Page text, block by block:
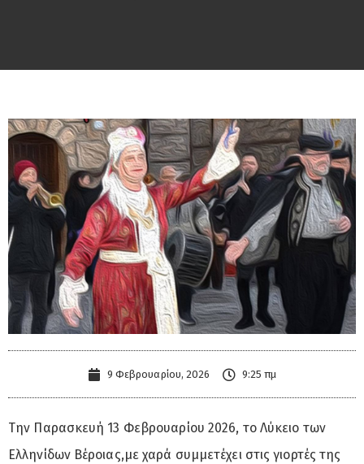
9 Φεβρουαρίου, 2026 9:25 πμ
Την Παρασκευή 13 Φεβρουαρίου 2026, το Λύκειο των
Ελληνίδων Βέροιας,με χαρά συμμετέχει στις γιορτές της